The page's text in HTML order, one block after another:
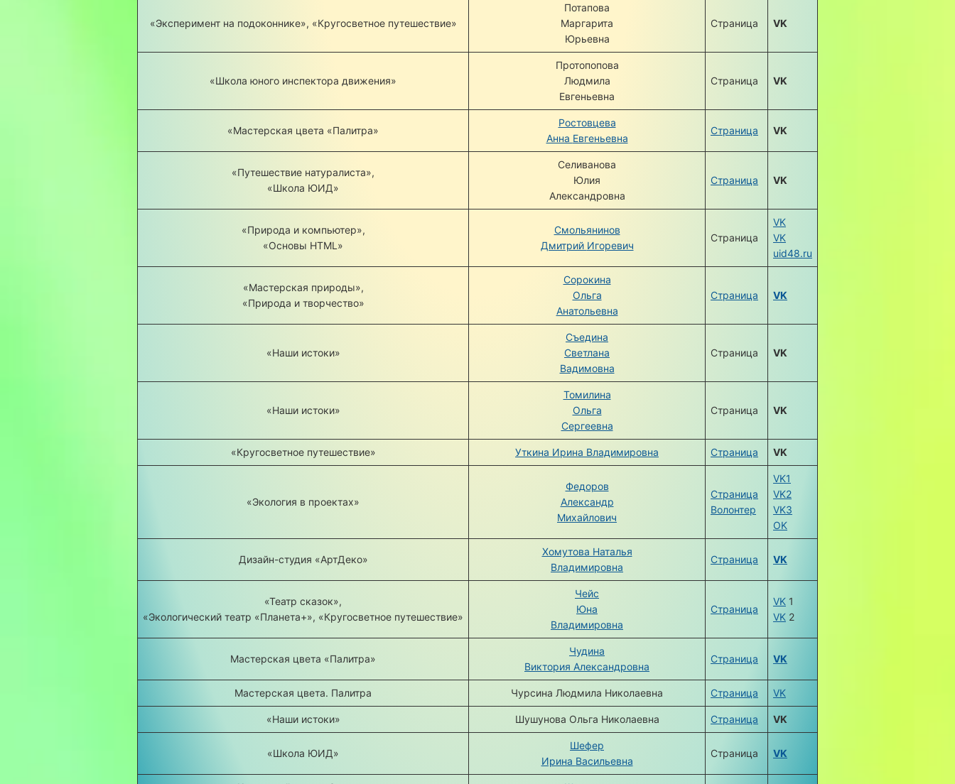
«Эксперимент на подоконнике», «Кругосветное путешествие»
Потапова
Маргарита
Юрьевна
Страница VK
«Школа юного инспектора движения»
Протопопова
Людмила
Евгеньевна
Страница VK
«Мастерская цвета «Палитра»
Ростовцева
Анна Евгеньевна
Страница VK
«Путешествие натуралиста»,
«Школа ЮИД»
Селиванова
Юлия
Александровна
Страница VK
«Природа и компьютер»,
«Основы HTML»
Смольянинов
Дмитрий Игоревич
Страница
VK
VK
uid48.ru
«Мастерская природы»,
«Природа и творчество»
Сорокина
Ольга
Анатольевна
Страница VK
«Наши истоки»
Съедина
Светлана
Вадимовна
Страница VK
«Наши истоки»
Томилина
Ольга
Сергеевна
Страница VK
«Кругосветное путешествие» Уткина Ирина Владимировна Страница VK
«Экология в проектах»
Федоров
Александр
Михайлович
Страница
Волонтер
VK1
VK2
VK3
OK
Дизайн-студия «АртДеко»
Хомутова Наталья
Владимировна
Страница VK
«Театр сказок»,
«Экологический театр «Планета+», «Кругосветное путешествие»
Чейс
Юна
Владимировна
Страница
VK 1
VK 2
Мастерская цвета «Палитра»
Чудина
Виктория Александровна
Страница VK
Мастерская цвета. Палитра Чурсина Людмила Николаевна Страница VK
«Наши истоки» Шушунова Ольга Николаевна Страница VK
«Школа ЮИД»
Шефер
Ирина Васильевна
Страница VK